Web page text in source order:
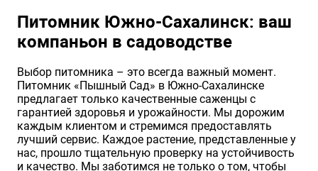
Питомник Южно-Сахалинск: ваш
компаньон в садоводстве
Выбор питомника – это всегда важный момент.
Питомник «Пышный Сад» в Южно-Сахалинске
предлагает только качественные саженцы с
гарантией здоровья и урожайности. Мы дорожим
каждым клиентом и стремимся предоставлять
лучший сервис. Каждое растение, представленные у
нас, прошло тщательную проверку на устойчивость
и качество. Мы заботимся не только о том, чтобы